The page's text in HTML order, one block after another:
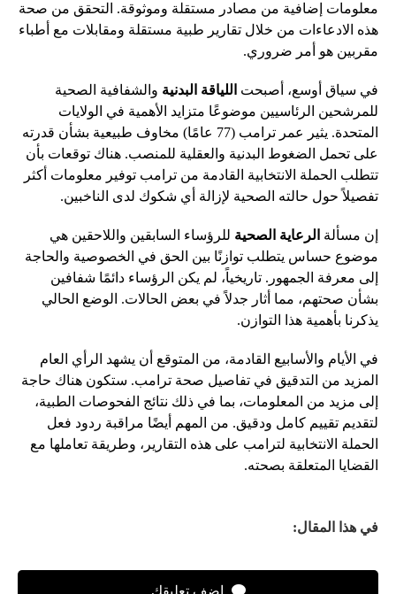
معلومات إضافية من مصادر مستقلة وموثوقة. التحقق من صحة
هذه الادعاءات من خلال تقارير طبية مستقلة ومقابلات مع أطباء
مقربين هو أمر ضروري.
في سياق أوسع، أصبحت اللياقة البدنية والشفافية الصحية
للمرشحين الرئاسيين موضوعًا متزايد الأهمية في الولايات
المتحدة. يثير عمر ترامب (77 عامًا) مخاوف طبيعية بشأن قدرته
على تحمل الضغوط البدنية والعقلية للمنصب. هناك توقعات بأن
تتطلب الحملة الانتخابية القادمة من ترامب توفير معلومات أكثر
تفصيلاً حول حالته الصحية لإزالة أي شكوك لدى الناخبين.
إن مسألة الرعاية الصحية للرؤساء السابقين واللاحقين هي
موضوع حساس يتطلب توازنًا بين الحق في الخصوصية والحاجة
إلى معرفة الجمهور. تاريخياً، لم يكن الرؤساء دائمًا شفافين
بشأن صحتهم، مما أثار جدلاً في بعض الحالات. الوضع الحالي
يذكرنا بأهمية هذا التوازن.
في الأيام والأسابيع القادمة، من المتوقع أن يشهد الرأي العام
المزيد من التدقيق في تفاصيل صحة ترامب. ستكون هناك حاجة
إلى مزيد من المعلومات، بما في ذلك نتائج الفحوصات الطبية،
لتقديم تقييم كامل ودقيق. من المهم أيضًا مراقبة ردود فعل
الحملة الانتخابية لترامب على هذه التقارير، وطريقة تعاملها مع
القضايا المتعلقة بصحته.
في هذا المقال: